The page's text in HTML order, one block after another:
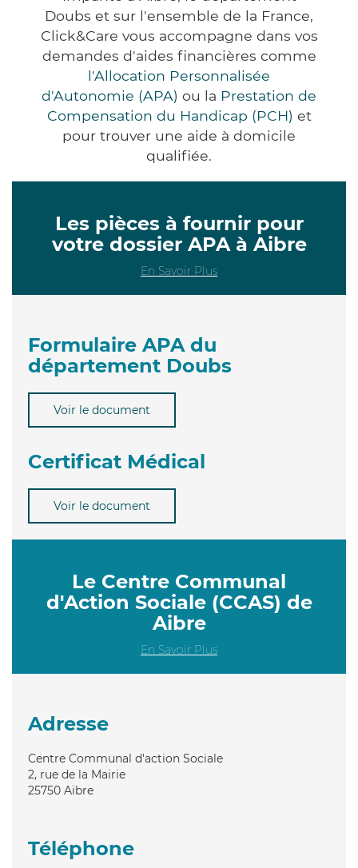
Doubs et sur l'ensemble de la France,
Click&Care vous accompagne dans vos
demandes d'aides financières comme
l'Allocation Personnalisée
d'Autonomie (APA) ou la Prestation de
Compensation du Handicap (PCH) et
pour trouver une aide à domicile
qualifiée.
Les pièces à fournir pour
votre dossier APA à Aibre
En Savoir Plus
Formulaire APA du
département Doubs
Voir le document
Certificat Médical
Voir le document
Le Centre Communal
d'Action Sociale (CCAS) de
Aibre
En Savoir Plus
Adresse
Centre Communal d'action Sociale
2, rue de la Mairie
25750 Aibre
Téléphone